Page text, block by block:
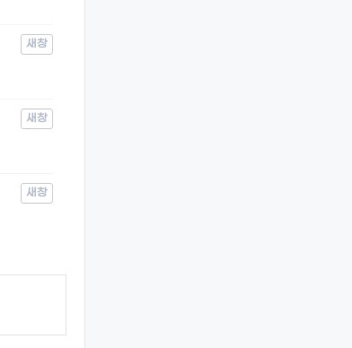
새창
새창
새창